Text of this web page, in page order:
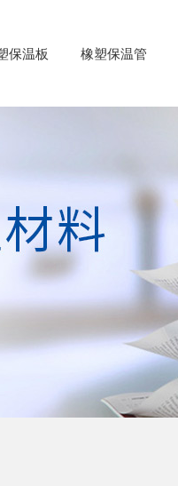
保温板 橡塑保温管